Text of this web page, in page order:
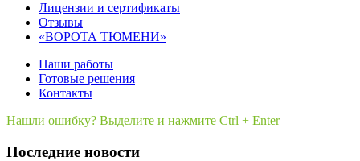
Лицензии и сертификаты
Отзывы
«ВОРОТА ТЮМЕНИ»
Наши работы
Готовые решения
Контакты
Нашли ошибку? Выделите и нажмите Ctrl + Enter
Последние новости